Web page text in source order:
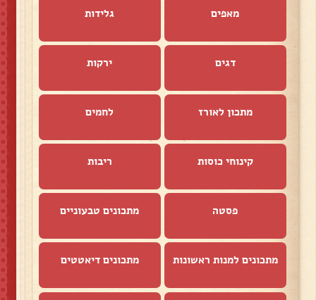
מאפים גלידות
דגים ירקות
מתכון לאורז לחמים
קינוחי כוסות ריבות
פסטה מתכונים טבעוניים
מתכונים למנות ראשונות מתכונים דיאטטים